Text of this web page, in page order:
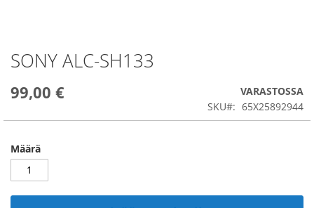
SONY ALC-SH133
99,00 €
VARASTOSSA
SKU
65X25892944
Määrä
Skip
to
beginning
the
gallery